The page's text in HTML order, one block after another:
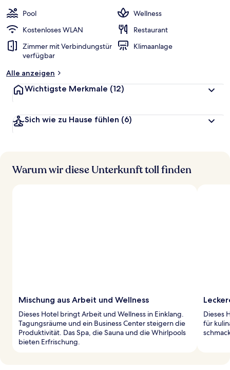
Pool
Wellness
Kostenloses WLAN
Restaurant
Zimmer mit Verbindungstür
verfügbar
Klimaanlage
Alle anzeigen
Wichtigste Merkmale (12)
Sich wie zu Hause fühlen (6)
Warum wir diese Unterkunft toll finden
Mischung aus Arbeit und Wellness
Dieses Hotel bringt Arbeit und Wellness in Einklang.
Tagungsräume und ein Business Center steigern die
Produktivität. Das Spa, die Sauna und die Whirlpools
bieten Erfrischung.
Dieses
für